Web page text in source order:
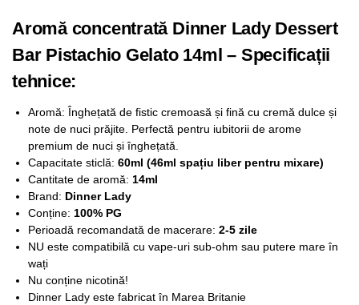
Aromă concentrată Dinner Lady Dessert
Bar Pistachio Gelato 14ml – Specificații
tehnice:
Aromă: Înghețată de fistic cremoasă și fină cu cremă dulce și
note de nuci prăjite. Perfectă pentru iubitorii de arome
premium de nuci și înghețată.
Capacitate sticlă: 60ml (46ml spațiu liber pentru mixare)
Cantitate de aromă: 14ml
Brand: Dinner Lady
Conține: 100% PG
Perioadă recomandată de macerare: 2-5 zile
NU este compatibilă cu vape-uri sub-ohm sau putere mare în
wați
Nu conține nicotină!
Dinner Lady este fabricat în Marea Britanie